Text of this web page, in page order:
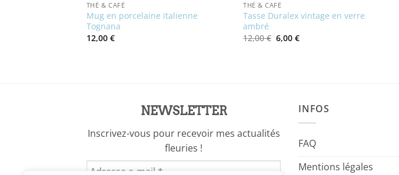
THÉ & CAFÉ
Mug en porcelaine italienne
Tognana
12,00 €
THÉ & CAFÉ
Tasse Duralex vintage en verre
ambré
12,00€ Le
prix
6,00€Le
NEWSLETTER
Inscrivez-vous pour recevoir mes actualités
fleuries !
INFOS
FAQ
Mentions légales